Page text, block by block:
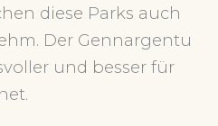
diese Parks auch
Der Gennargentu
und besser für